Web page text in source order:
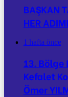
BAŞKAN
HER
1 hafta önce
13. Bölge
Kefalet
Ömer